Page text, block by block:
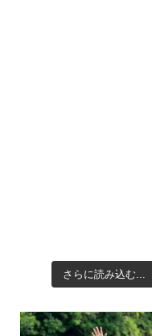
さらに読み込む...